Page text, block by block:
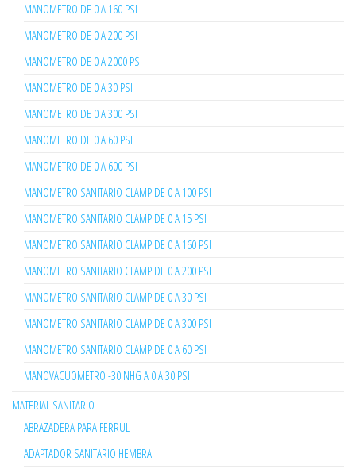
MANOMETRO DE 0 A 160 PSI
MANOMETRO DE 0 A 200 PSI
MANOMETRO DE 0 A 2000 PSI
MANOMETRO DE 0 A 30 PSI
MANOMETRO DE 0 A 300 PSI
MANOMETRO DE 0 A 60 PSI
MANOMETRO DE 0 A 600 PSI
MANOMETRO SANITARIO CLAMP DE 0 A 100 PSI
MANOMETRO SANITARIO CLAMP DE 0 A 15 PSI
MANOMETRO SANITARIO CLAMP DE 0 A 160 PSI
MANOMETRO SANITARIO CLAMP DE 0 A 200 PSI
MANOMETRO SANITARIO CLAMP DE 0 A 30 PSI
MANOMETRO SANITARIO CLAMP DE 0 A 300 PSI
MANOMETRO SANITARIO CLAMP DE 0 A 60 PSI
MANOVACUOMETRO -30INHG A 0 A 30 PSI
MATERIAL SANITARIO
ABRAZADERA PARA FERRUL
ADAPTADOR SANITARIO HEMBRA